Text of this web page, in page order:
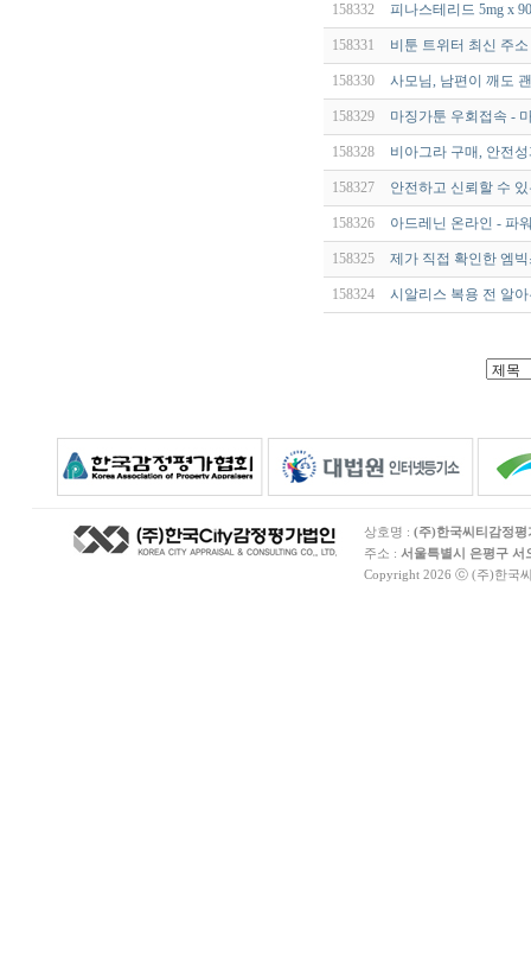
158332 피나스테리드 5mg x
158331 비툰 트위터 최신 주
158330 사모님, 남편이 깨도
158329 마징가툰 우회접속 -
158328 비아그라 구매, 안전
158327 안전하고 신뢰할 수
158326 아드레닌 온라인 - 파
158325 제가 직접 확인한 엠
158324 시알리스 복용 전 알
상호명 : (주)한국씨티감정평
주소 : 서울특별시 은평구 서
Copyright 2026 ⓒ (주)한국